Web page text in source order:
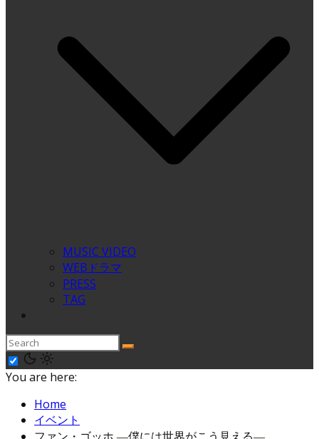
MUSIC VIDEO
WEBドラマ
PRESS
TAG
You are here:
Home
イベント